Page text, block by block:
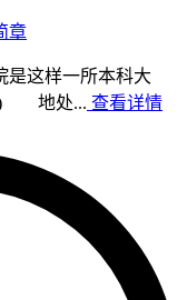
章
样一所本科大
) 地处... 查看详情